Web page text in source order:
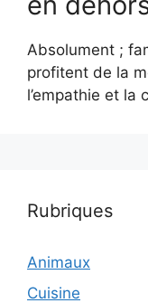
Absolument ;
profitent de la
l’empathie et la
Rubriques
Animaux
Cuisine